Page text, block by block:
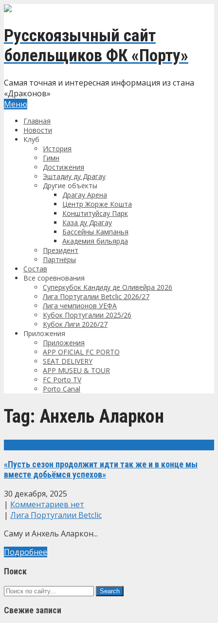
Русскоязычный сайт
болельщиков ФК «Порту»
Самая точная и интересная информация из стана
«Драконов»
Меню
Главная
Новости
Клуб
История
Гимн
Достижения
Эштадиу ду Драгау
Другие объекты
Драгау Арена
Центр Жорже Кошта
Конштитуйсау Парк
Каза ду Драгау
Бассейны Кампанья
Академия бильярда
Президент
Партнёры
Состав
Все соревнования
Суперкубок Кандиду де Оливейра 2026
Лига Португалии Betclic 2026/27
Лига чемпионов УЕФА
Кубок Португалии 2025/26
Кубок Лиги 2026/27
Приложения
Приложения
APP OFICIAL FC PORTO
SEAT DELIVERY
APP MUSEU & TOUR
FC Porto TV
Porto Canal
Tag: Анхель Аларкон
«Пусть сезон продолжит идти так же и в конце мы
вместе добьёмся успехов»
30 декабря, 2025
| Комментариев нет
| Лига Португалии Betclic
Саму и Анхель Аларкон...
Подробнее
Поиск
Свежие записи